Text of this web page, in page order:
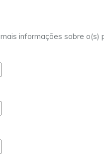
informações sobre o(s)